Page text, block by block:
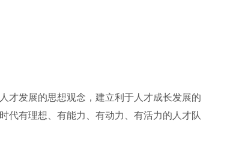
发展的思想观念，建立利于人才成长发展的
代有理想、有能力、有动力、有活力的人才队